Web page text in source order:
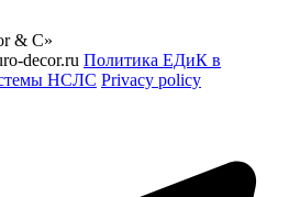
& C»
decor.ru Политика ЕДиК в
НСЛС Privacy policy